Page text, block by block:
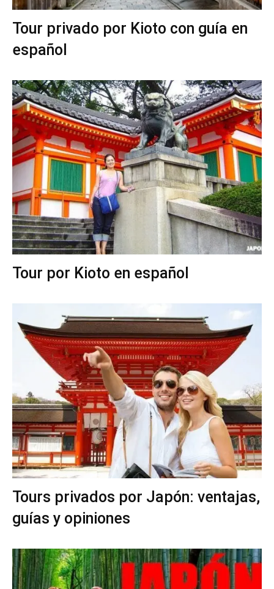
Tour privado por Kioto con guía en
español
Tour por Kioto en español
Tours privados por Japón: ventajas,
guías y opiniones